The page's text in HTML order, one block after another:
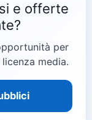
e offerte
per
media.